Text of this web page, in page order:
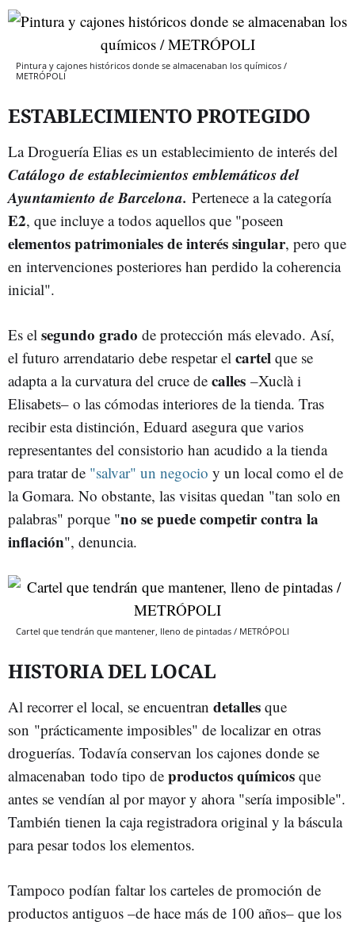
Pintura y cajones históricos donde se almacenaban los químicos /
METRÓPOLI
ESTABLECIMIENTO PROTEGIDO
La Droguería Elias es un establecimiento de interés del
Catálogo de establecimientos emblemáticos del
Ayuntamiento de Barcelona. Pertenece a la categoría
E2, que incluye a todos aquellos que "poseen
elementos patrimoniales de interés singular, pero que
en intervenciones posteriores han perdido la coherencia
inicial".
Es el segundo grado de protección más elevado. Así,
el futuro arrendatario debe respetar el cartel que se
adapta a la curvatura del cruce de calles –Xuclà i
Elisabets– o las cómodas interiores de la tienda. Tras
recibir esta distinción, Eduard asegura que varios
representantes del consistorio han acudido a la tienda
para tratar de "salvar" un negocio y un local como el de
la Gomara. No obstante, las visitas quedan "tan solo en
palabras" porque "no se puede competir contra la
inflación", denuncia.
Cartel que tendrán que mantener, lleno de pintadas / METRÓPOLI
HISTORIA DEL LOCAL
Al recorrer el local, se encuentran detalles que
son "prácticamente imposibles" de localizar en otras
droguerías. Todavía conservan los cajones donde se
almacenaban todo tipo de productos químicos que
antes se vendían al por mayor y ahora "sería imposible".
También tienen la caja registradora original y la báscula
para pesar todos los elementos.
Tampoco podían faltar los carteles de promoción de
productos antiguos –de hace más de 100 años– que los